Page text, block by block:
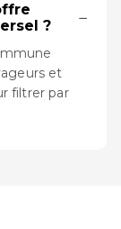
?
−
et
filtrer par